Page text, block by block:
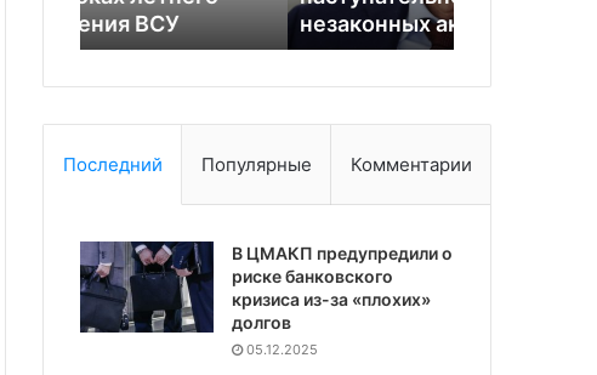
незаконных активов
ТЦ
Последний Популярные Комментарии
В ЦМАКП предупредили о
риске банковского
кризиса из-за «плохих»
долгов
05.12.2025